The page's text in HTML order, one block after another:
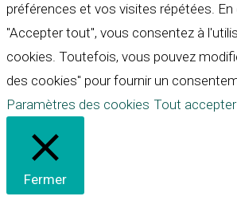
préférences et vos visites répétées. En
"Accepter tout", vous consentez à
cookies. Toutefois, vous pouvez
des cookies" pour fournir un
Paramètres des cookies Tout accepter
Fermer